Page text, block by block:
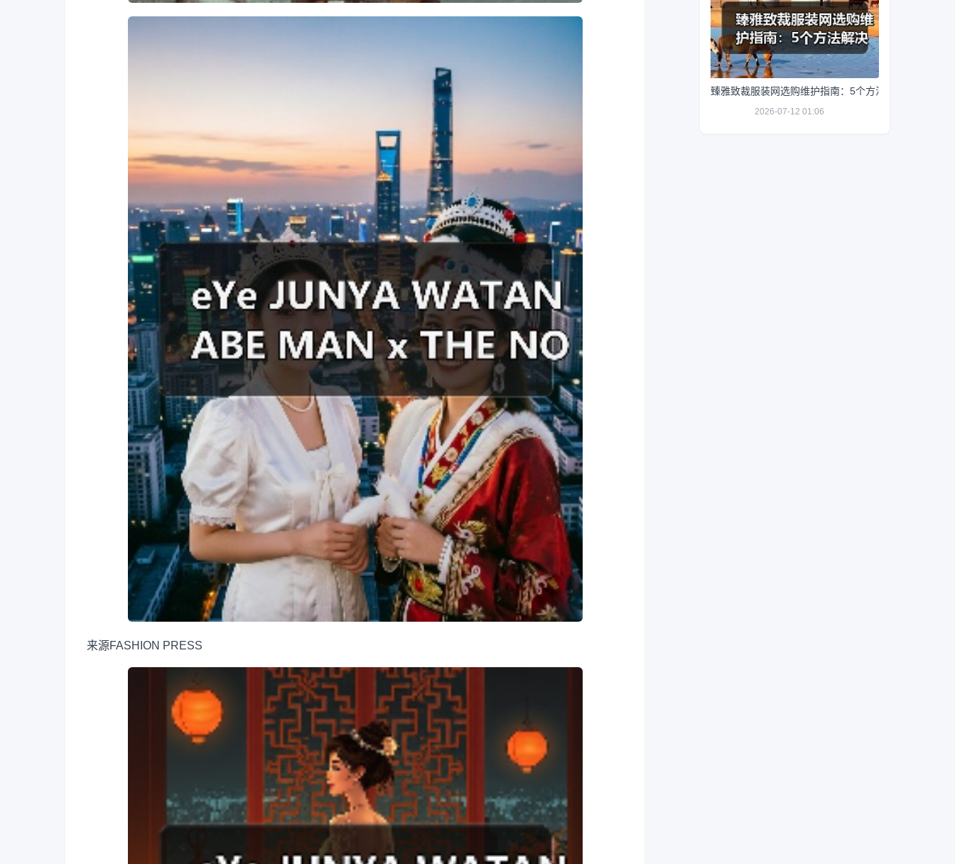
来源FASHION PRESS
臻雅致裁服装网选购维护指南：5个方法解决网购踩坑
2026-07-12 01:06